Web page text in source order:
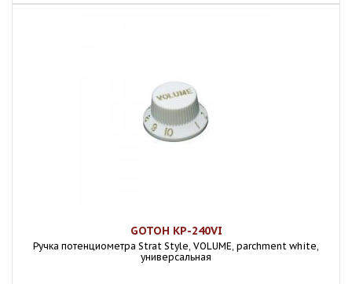
GOTOH KP-240VI
Ручка потенциометра Strat Style, VOLUME, parchment white,
универсальная